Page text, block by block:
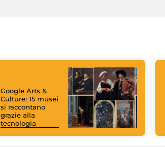
Google Arts &
Culture: 15 musei
si raccontano
grazie alla
tecnologia